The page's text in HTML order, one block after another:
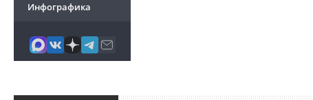
Инфографика